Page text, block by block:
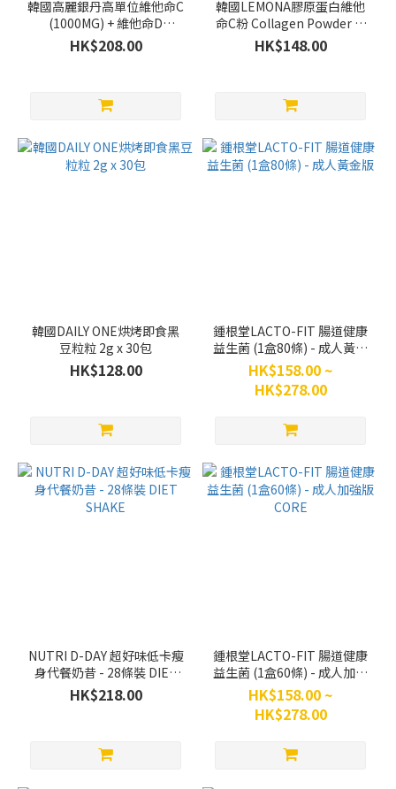
韓國高麗銀丹高單位維他命C
(1000MG) + 維他命D
(1000IU) - 180粒 (3個月份
量)
HK$208.00
韓國LEMONA膠原蛋白維他
命C粉 Collagen Powder (1
盒60條)
HK$148.00
韓國DAILY ONE烘烤即食黑
豆粒粒 2g x 30包
HK$128.00
鍾根堂LACTO-FIT 腸道健康
益生菌 (1盒80條) - 成人黃金
版
HK$158.00 ~
HK$278.00
NUTRI D-DAY 超好味低卡瘦
身代餐奶昔 - 28條裝 DIET
SHAKE
HK$218.00
鍾根堂LACTO-FIT 腸道健康
益生菌 (1盒60條) - 成人加強
版 CORE
HK$158.00 ~
HK$278.00